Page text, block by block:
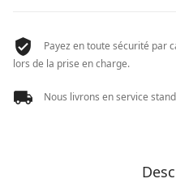
Payez en toute sécurité par
lors de la prise en charge.
Nous livrons en service